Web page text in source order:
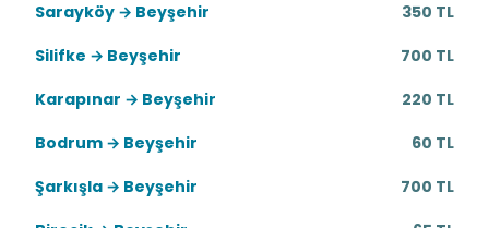
Sarayköy → Beyşehir
350 TL
Silifke → Beyşehir
700 TL
Karapınar → Beyşehir
220 TL
Bodrum → Beyşehir
60 TL
Şarkışla → Beyşehir
700 TL